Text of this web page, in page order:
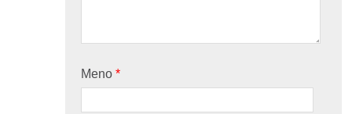
Meno*